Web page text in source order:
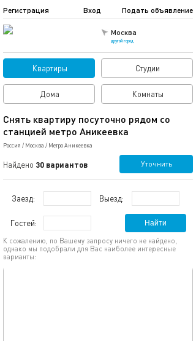
Москва
другой город
Подать объявление
Регистрация Вход
Квартиры Студии
Дома Комнаты
Снять квартиру посуточно рядом со
станцией метро Аникеевка
Россия / Москва / Метро Аникеевка
Найдено 30 вариантов Уточнить
Заезд: Выезд:
Гостей: Найти
К сожалению, по Вашему запросу ничего не найдено,
однако мы подобрали для Вас наиболее интересные
варианты: